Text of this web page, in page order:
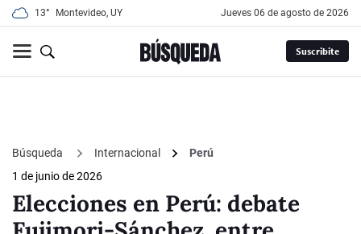
13° Montevideo, UY jueves 06 de agosto de 2026
Suscribite
Búsqueda Internacional
Perú
1 de junio de 2026
Elecciones en Perú: debate